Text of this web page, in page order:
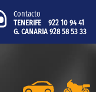
Contacto
TENERIFE 922 10 94 41
G. CANARIA 928 58 53 33